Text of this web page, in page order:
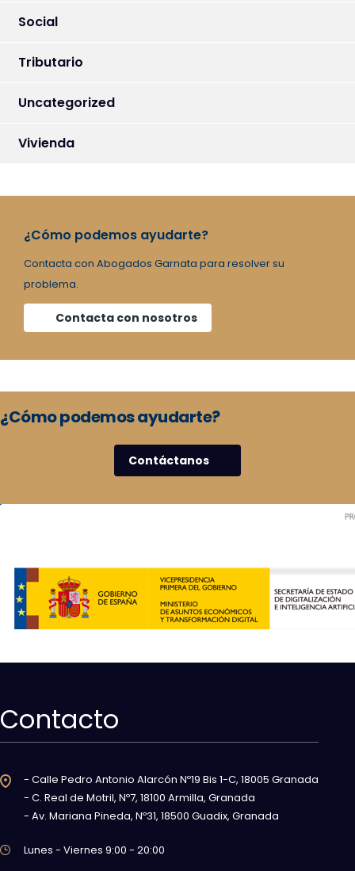
Social
Tributario
Uncategorized
Vivienda
¿Cómo podemos ayudarte?
Contacta con Abogados Garnata para resolver su
problema.
Contacta con nosotros
¿Cómo podemos ayudarte?
Contáctanos
Contacto
- Calle Pedro Antonio Alarcón Nº19 Bis 1-C, 18005 Granada
- C. Real de Motril, Nº7, 18100 Armilla, Granada
- Av. Mariana Pineda, Nº31, 18500 Guadix, Granada
Lunes - Viernes 9:00 - 20:00